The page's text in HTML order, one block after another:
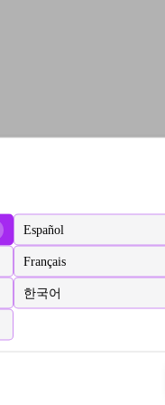
Español
Français
한국어